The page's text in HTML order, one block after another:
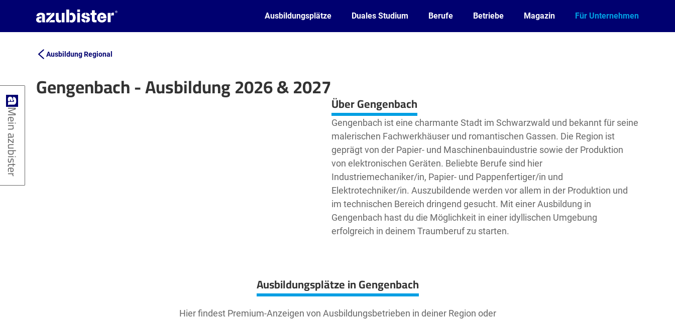
Ausbildungsplätze Duales Studium Berufe Betriebe Magazin Für Unternehmen
Ausbildung Regional
Gengenbach - Ausbildung 2026 & 2027
Leaflet| ©OpenStreetMap2contributors Über Gengenbach
Gengenbach ist eine charmante Stadt im Schwarzwald und bekannt für seine
malerischen Fachwerkhäuser und romantischen Gassen. Die Region ist
geprägt von der Papier- und Maschinenbauindustrie sowie der Produktion
von elektronischen Geräten. Beliebte Berufe sind hier
Industriemechaniker/in, Papier- und Pappenfertiger/in und
Elektrotechniker/in. Auszubildende werden vor allem in der Produktion und
im technischen Bereich dringend gesucht. Mit einer Ausbildung in
Gengenbach hast du die Möglichkeit in einer idyllischen Umgebung
erfolgreich in deinem Traumberuf zu starten.
Ausbildungsplätze in Gengenbach
Hier findest Premium-Anzeigen von Ausbildungsbetrieben in deiner Region oder
Mein azubister